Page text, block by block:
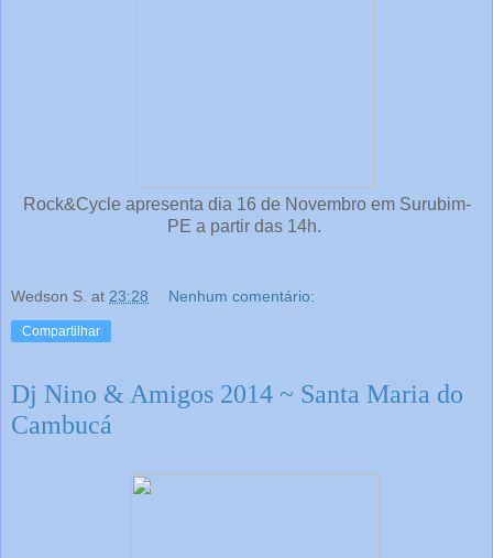
Rock&Cycle apresenta dia 16 de Novembro em Surubim-
PE a partir das 14h.
Wedson S. at 23:28 Nenhum comentário:
Compartilhar
Dj Nino & Amigos 2014 ~ Santa Maria do
Cambucá